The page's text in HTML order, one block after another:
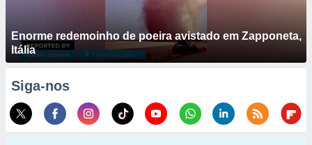
Enorme redemoinho de poeira avistado em Zapponeta,
Itália
Siga-nos